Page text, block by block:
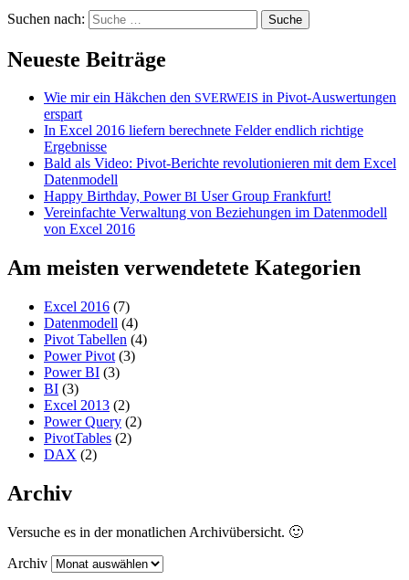
Suchen nach:
Neueste Beiträge
Wie mir ein Häkchen den SVERWEIS in Pivot-Auswertungen
erspart
In Excel 2016 liefern berechnete Felder endlich richtige
Ergebnisse
Bald als Video: Pivot-Berichte revolutionieren mit dem Excel
Datenmodell
Happy Birthday, PowerBI User Group Frankfurt!
Vereinfachte Verwaltung von Beziehungen im Datenmodell
von Excel 2016
Am meisten verwendetete Kategorien
Excel 2016 (7)
Datenmodell (4)
Pivot Tabellen (4)
Power Pivot (3)
Power BI (3)
BI (3)
Excel 2013 (2)
Power Query (2)
PivotTables (2)
DAX (2)
Archiv
Versuche es in der monatlichen Archivübersicht. 🙂
Archiv